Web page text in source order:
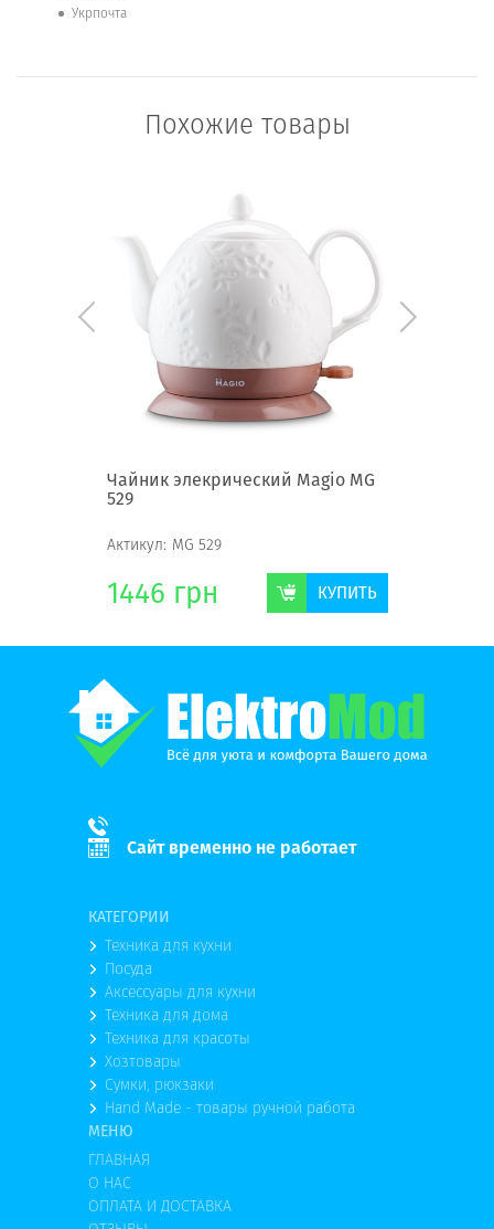
Укрпочта
Похожие товары
Чайник элекрический Magio MG
529
Актикул: MG 529
1446 грн КУПИТЬ
Сайт временно не работает
КАТЕГОРИИ
Техника для кухни
Посуда
Аксессуары для кухни
Техника для дома
Техника для красоты
Хозтовары
Сумки, рюкзаки
Hand Made - товары ручной работа
МЕНЮ
ГЛАВНАЯ
О НАС
ОПЛАТА И ДОСТАВКА